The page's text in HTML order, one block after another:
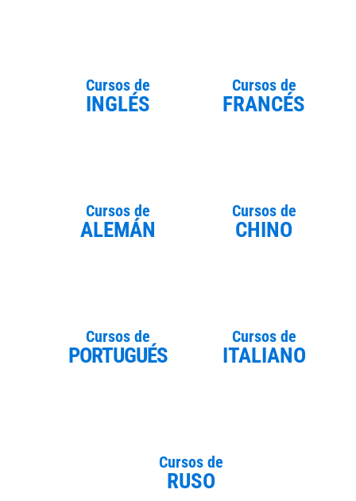
Cursos de
INGLÉS
Cursos de
FRANCÉS
Cursos de
ALEMÁN
Cursos de
CHINO
Cursos de
PORTUGUÉS
Cursos de
ITALIANO
Cursos de
RUSO